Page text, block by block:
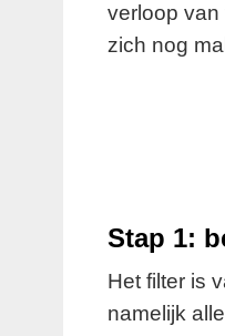
verloop van
zich nog
Stap 1:
Het filter is
namelijk